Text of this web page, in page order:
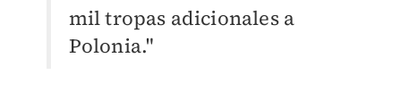
mil tropas adicionales a
Polonia."